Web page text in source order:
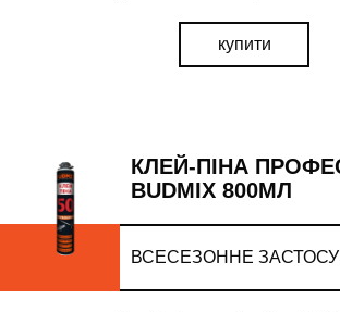
купити
КЛЕЙ-ПІНА
BUDMIX 800МЛ
ВСЕСЕЗОННЕ